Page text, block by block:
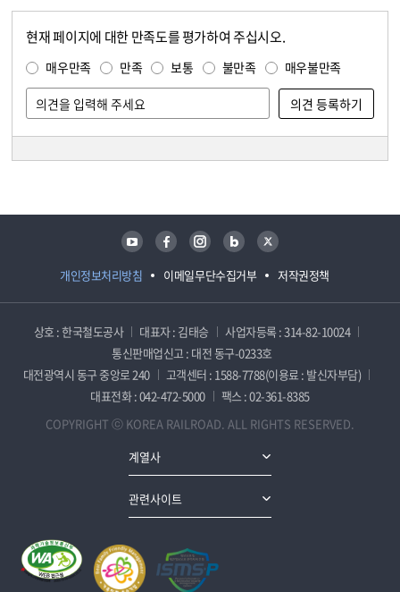
현재 페이지에 대한 만족도를 평가하여 주십시오.
매우만족 만족 보통 불만족 매우불만족
개인정보처리방침 이메일무단수집거부 저작권정책
유튜브 페이스북 인스타그램 블로그 트위터
상호 : 한국철도공사 대표자 : 김태승
사업자등록 : 314-82-10024
통신판매업신고 : 대전 동구-0233호
대전광역시 동구 중앙로 240
고객센터 : 1588-7788(이용료 : 발신자부담)
대표전화 : 042-472-5000
팩스 : 02-361-8385
COPYRIGHT ⓒ KOREA RAILROAD. ALL RIGHTS RESERVED.
계열사
관련사이트